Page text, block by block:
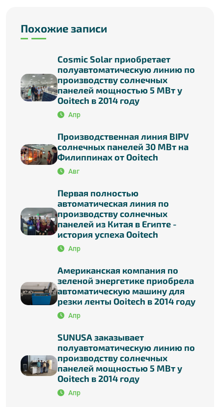
Похожие записи
Cosmic Solar приобретает
полуавтоматическую линию по
производству солнечных
панелей мощностью 5 МВт у
Ooitech в 2014 году
Апр
Производственная линия BIPV
солнечных панелей 30 МВт на
Филиппинах от Ooitech
Авг
Первая полностью
автоматическая линия по
производству солнечных
панелей из Китая в Египте -
история успеха Ooitech
Апр
Американская компания по
зеленой энергетике приобрела
автоматическую машину для
резки ленты Ooitech в 2014 году
Апр
SUNUSA заказывает
полуавтоматическую линию по
производству солнечных
панелей мощностью 5 МВт у
Ooitech в 2014 году
Апр